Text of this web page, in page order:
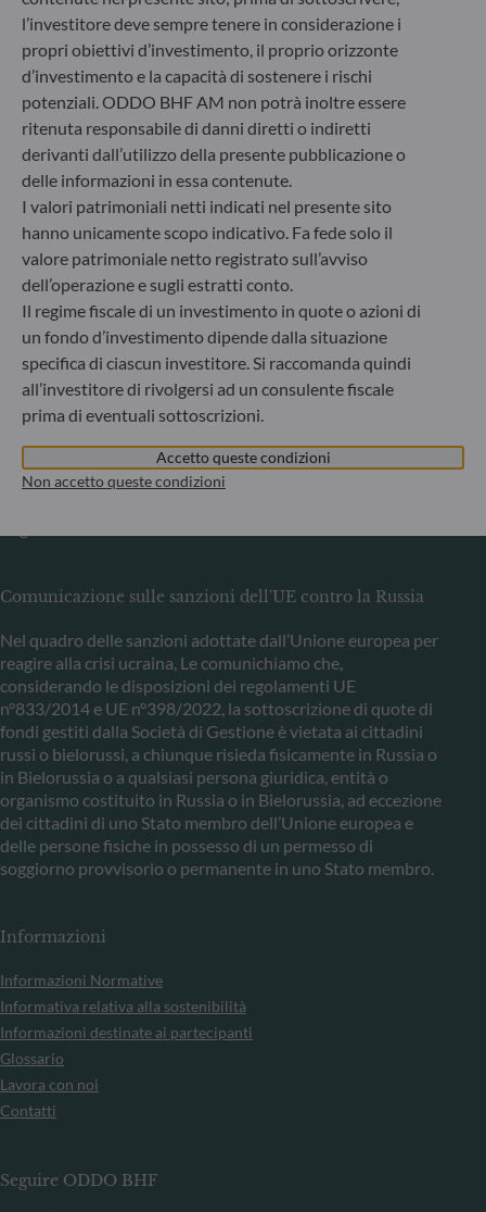
Germania
+49 (0) 211 239 24 01
Gallusanlage 8
60329 Frankfurt am Main
Germania
+49 (0) 69 920 50 0
Società di gestione del risparmio autorizzata dal
Bundesanstalt für Finanzdienstleistungsaufsicht (“BaFin”)
Registro delle imprese : HRB 11971 Tribunale distrettuale
di Düsseldorf
ODDO BHF Asset Management LUX
6, rue Gabriel Lippmann
Lussemburgo
Società di gestione patrimoniale approvata dalla
Comunicazione sulle sanzioni dell'UE contro la Russia
Nel quadro delle sanzioni adottate dall’Unione europea per
reagire alla crisi ucraina, Le comunichiamo che,
considerando le disposizioni dei regolamenti UE
n°833/2014 e UE n°398/2022, la sottoscrizione di quote di
fondi gestiti dalla Società di Gestione è vietata ai cittadini
russi o bielorussi, a chiunque risieda fisicamente in Russia o
in Bielorussia o a qualsiasi persona giuridica, entità o
organismo costituito in Russia o in Bielorussia, ad eccezione
dei cittadini di uno Stato membro dell’Unione europea e
delle persone fisiche in possesso di un permesso di
soggiorno provvisorio o permanente in uno Stato membro.
Informazioni
Informazioni Normative
Informativa relativa alla sostenibilità
Informazioni destinate ai partecipanti
Glossario
Lavora con noi
Contatti
Seguire ODDO BHF
l’investitore deve sempre tenere in considerazione i
propri obiettivi d’investimento, il proprio orizzonte
d’investimento e la capacità di sostenere i rischi
potenziali. ODDO BHF AM non potrà inoltre essere
ritenuta responsabile di danni diretti o indiretti
derivanti dall’utilizzo della presente pubblicazione o
delle informazioni in essa contenute.
I valori patrimoniali netti indicati nel presente sito
hanno unicamente scopo indicativo. Fa fede solo il
valore patrimoniale netto registrato sull’avviso
dell’operazione e sugli estratti conto.
Il regime fiscale di un investimento in quote o azioni di
un fondo d’investimento dipende dalla situazione
specifica di ciascun investitore. Si raccomanda quindi
all’investitore di rivolgersi ad un consulente fiscale
prima di eventuali sottoscrizioni.
Accetto queste condizioni
Non accetto queste condizioni